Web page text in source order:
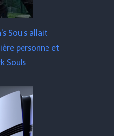
Souls allait
personne et
Souls